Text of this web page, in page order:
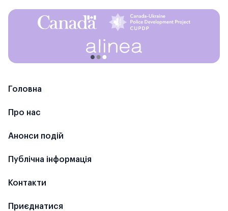
1 2
3
Головна
Про нас
Анонси подій
Публічна інформація
Контакти
Приєднатися